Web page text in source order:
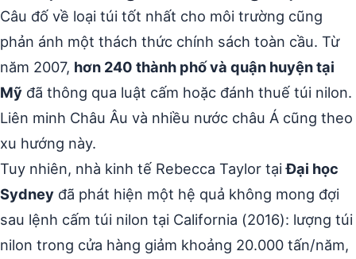
Câu đố về loại túi tốt nhất cho môi trường cũng
phản ánh một thách thức chính sách toàn cầu. Từ
năm 2007, hơn 240 thành phố và quận huyện tại
Mỹ đã thông qua luật cấm hoặc đánh thuế túi nilon.
Liên minh Châu Âu và nhiều nước châu Á cũng theo
xu hướng này.
Tuy nhiên, nhà kinh tế Rebecca Taylor tạiĐại học
Sydney đã phát hiện một hệ quả không mong đợi
sau lệnh cấm túi nilon tại California (2016): lượng túi
nilon trong cửa hàng giảm khoảng 20.000 tấn/năm,